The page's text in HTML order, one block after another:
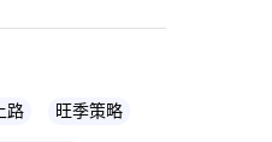
路 旺季策略